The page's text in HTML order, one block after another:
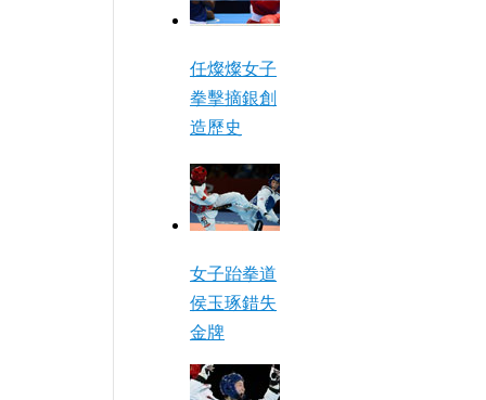
任燦燦女子
拳擊摘銀創
造歷史
女子跆拳道
侯玉琢錯失
金牌